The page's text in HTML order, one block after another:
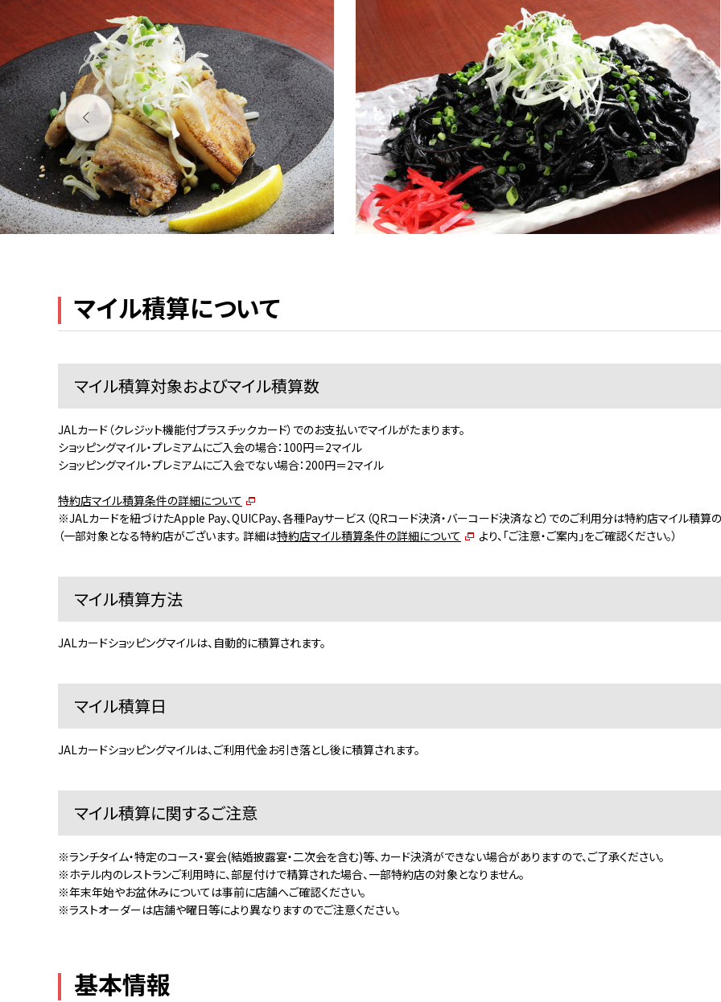
マイル積算について
マイル積算対象およびマイル積算数
JALカード（クレジット機能付プラスチックカード）でのお支払いでマイルがたまります。
ショッピングマイル・プレミアムにご入会の場合：100円＝2マイル
ショッピングマイル・プレミアムにご入会でない場合：200円＝2マイル
特約店マイル積算条件の詳細について
※JALカードを紐づけたApple Pay、QUICPay、各種Payサービス（QRコード決済・バーコード決済など）でのご利用分は特約店マイル積算の
（一部対象となる特約店がございます。 詳細は特約店マイル積算条件の詳細について より、「ご注意・ご案内」をご確認ください。）
マイル積算方法
JALカードショッピングマイルは、自動的に積算されます。
マイル積算日
JALカードショッピングマイルは、ご利用代金お引き落とし後に積算されます。
マイル積算に関するご注意
※ランチタイム・特定のコース・宴会(結婚披露宴・二次会を含む)等、カード決済ができない場合がありますので、ご了承ください。
※ホテル内のレストランご利用時に、部屋付けで精算された場合、一部特約店の対象となりません。
※年末年始やお盆休みについては事前に店舗へご確認ください。
※ラストオーダーは店舗や曜日等により異なりますのでご注意ください｡
基本情報